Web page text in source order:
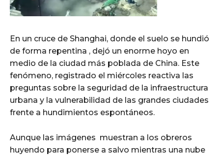
En un cruce de Shanghai, donde el suelo se hundió
de forma repentina , dejó un enorme hoyo en
medio de la ciudad más poblada de China. Este
fenómeno, registrado el miércoles reactiva las
preguntas sobre la seguridad de la infraestructura
urbana y la vulnerabilidad de las grandes ciudades
frente a hundimientos espontáneos.
Aunque las imágenes muestran a los obreros
huyendo para ponerse a salvo mientras una nube